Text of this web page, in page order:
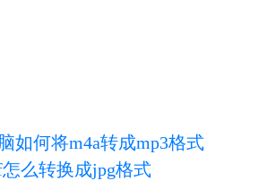
如何将m4a转成mp3格式
么转换成jpg格式